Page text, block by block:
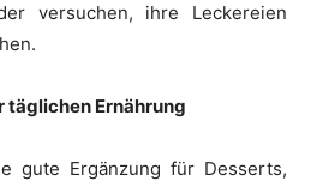
versuchen, ihre Leckereien
täglichen Ernährung
gute Ergänzung für Desserts,